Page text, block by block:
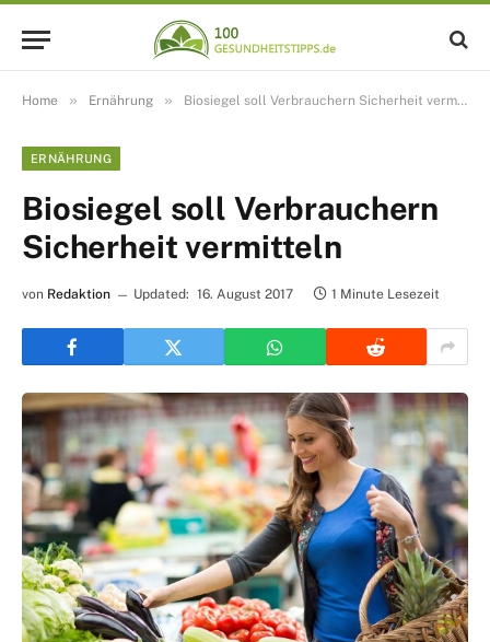
Home » Ernährung » Biosiegel soll Verbrauchern Sicherheit vermitteln
ERNÄHRUNG
Biosiegel soll Verbrauchern
Sicherheit vermitteln
von Redaktion Updated: 16. August 2017 1 Minute Lesezeit